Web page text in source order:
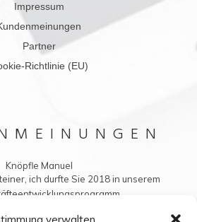
Impressum
Partner
Richtlinie (EU)
Knöpfle Manuel
ich durfte Sie 2018 in unserem
mir auch was ins Buch schreiben?